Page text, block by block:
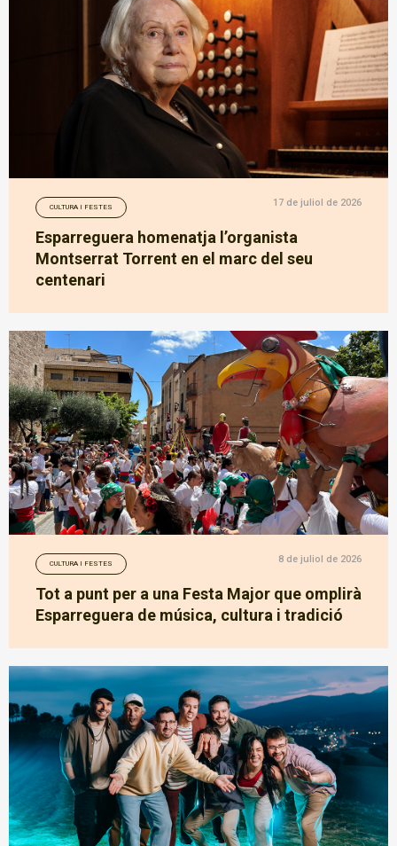
CULTURA I FESTES 17 de juliol de 2026
Esparreguera homenatja l’organista
Montserrat Torrent en el marc del seu
centenari
CULTURA I FESTES 8 de juliol de 2026
Tot a punt per a una Festa Major que omplirà
Esparreguera de música, cultura i tradició